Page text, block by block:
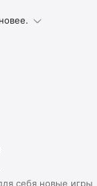
себя новые игры